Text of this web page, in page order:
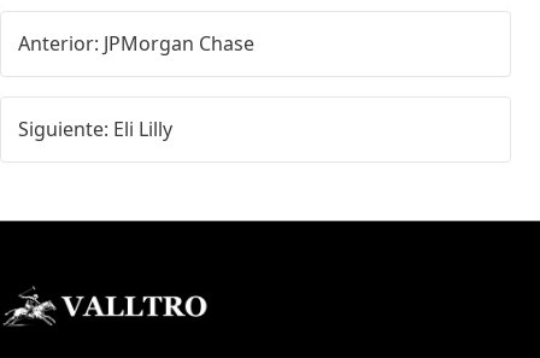
Anterior: JPMorgan Chase
Siguiente: Eli Lilly